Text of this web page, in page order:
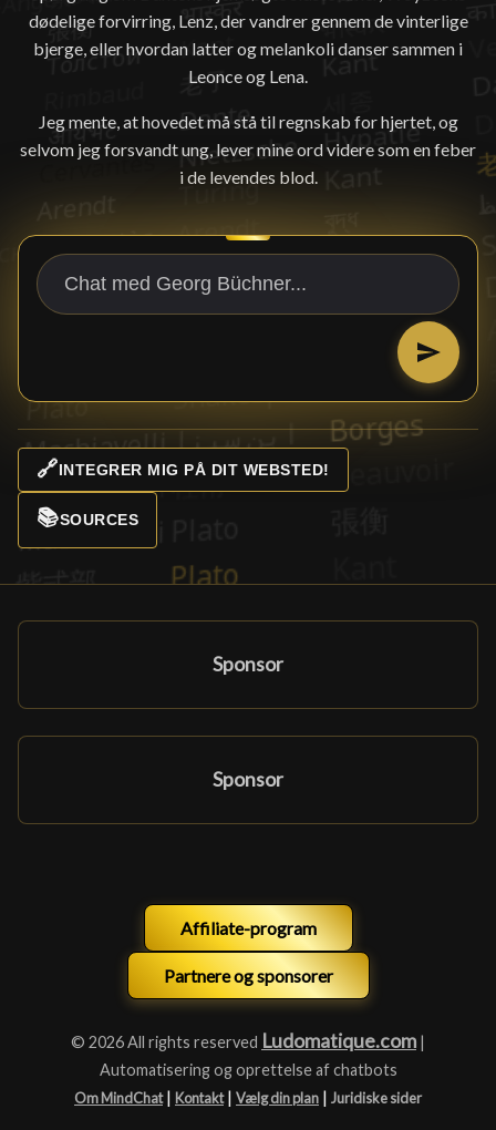
dødelige forvirring, Lenz, der vandrer gennem de vinterlige
bjerge, eller hvordan latter og melankoli danser sammen i
Leonce og Lena.
Jeg mente, at hovedet må stå til regnskab for hjertet, og
selvom jeg forsvandt ung, lever mine ord videre som en feber
i de levendes blod.
🔗INTEGRER MIG PÅ DIT WEBSTED!
📚SOURCES
Sponsor
Sponsor
Affiliate-program
Partnere og sponsorer
© 2026 All rights reserved Ludomatique.com |
Automatisering og oprettelse af chatbots
Om MindChat | Kontakt | Vælg din plan | Juridiske sider